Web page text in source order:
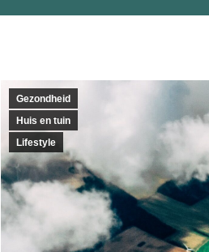
Gezondheid
Huis en tuin
Lifestyle